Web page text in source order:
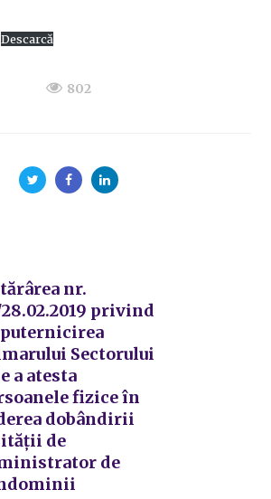
Descarcă
802
nr.
privind
Sectorului
a atesta
fizice în
dobândirii
de
de